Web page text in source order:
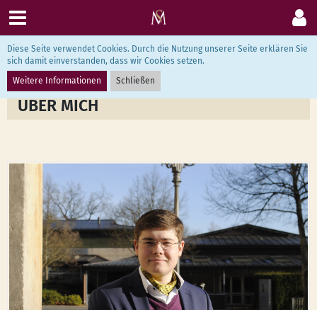
Mario Schulze
ÜBER MICH
Diese Seite verwendet Cookies. Durch die Nutzung unserer Seite erklären Sie
sich damit einverstanden, dass wir Cookies setzen.
Weitere Informationen
Schließen